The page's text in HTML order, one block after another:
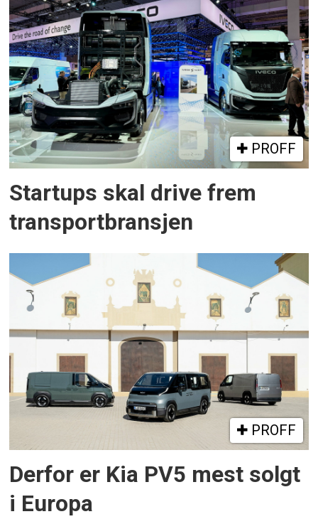
PROFF
Startups skal drive frem
transportbransjen
PROFF
Derfor er Kia PV5 mest solgt
i Europa